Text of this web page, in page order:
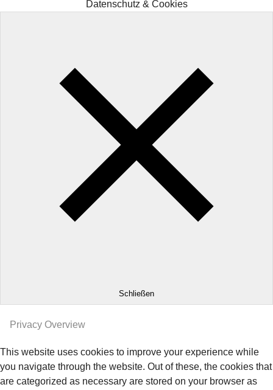
Datenschutz & Cookies
Schließen
Privacy Overview
This website uses cookies to improve your experience while
you navigate through the website. Out of these, the cookies that
are categorized as necessary are stored on your browser as